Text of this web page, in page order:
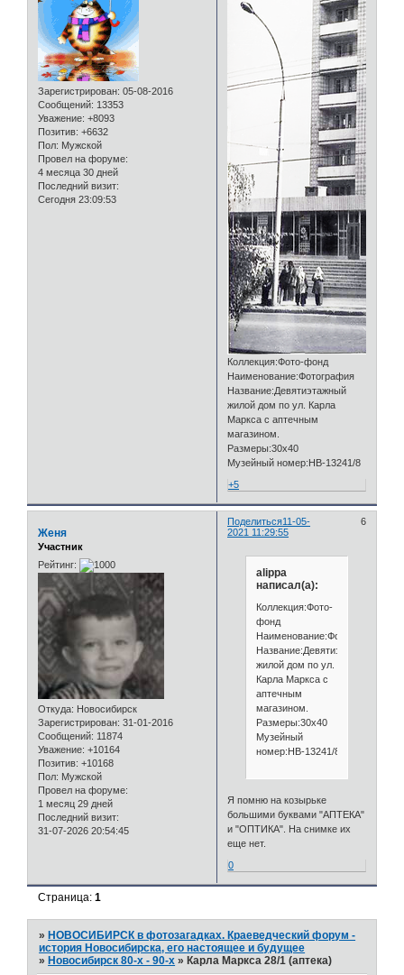
Зарегистрирован: 05-08-2016
Сообщений: 13353
Уважение: +8093
Позитив: +6632
Пол: Мужской
Провел на форуме:
4 месяца 30 дней
Последний визит:
Сегодня 23:09:53
Коллекция:Фото-фонд
Наименование:Фотография
Название:Девятиэтажный
жилой дом по ул. Карла
Маркса с аптечным
магазином.
Размеры:30х40
Музейный номер:НВ-13241/8
+5
Поделиться 6
11-05-
2021 11:29:55
Женя
Участник
Рейтинг:
Откуда: Новосибирск
Зарегистрирован: 31-01-2016
Сообщений: 11874
Уважение: +10164
Позитив: +10168
Пол: Мужской
Провел на форуме:
1 месяц 29 дней
Последний визит:
31-07-2026 20:54:45
alippa
написал(а):
Коллекция:Фото-
фонд
Наименование:Фотография
Название:Девятиэтажный
жилой дом по ул.
Карла Маркса с
аптечным
магазином.
Размеры:30х40
Музейный
номер:НВ-13241/8
Я помню на козырьке
большими буквами "АПТЕКА"
и "ОПТИКА". На снимке их
еще нет.
0
Страница:1
»НОВОСИБИРСК в фотозагадках. Краеведческий форум -
история Новосибирска, его настоящее и будущее
»Новосибирск 80-х - 90-х »Карла Маркса 28/1 (аптека)